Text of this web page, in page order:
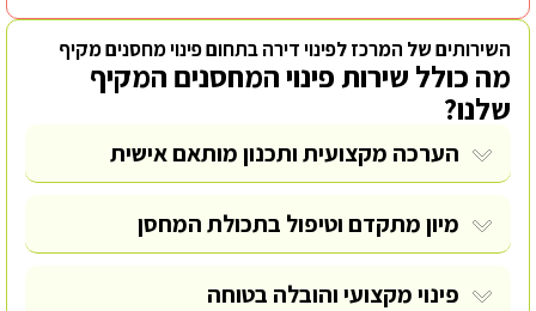
השירותים של המרכז לפינוי דירה בתחום פינוי מחסנים מקיף
מה כולל שירות פינוי המחסנים המקיף
שלנו?
הערכה מקצועית ותכנון מותאם אישית
מיון מתקדם וטיפול בתכולת המחסן
פינוי מקצועי והובלה בטוחה